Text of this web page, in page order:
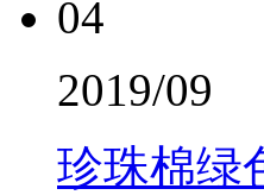
04
2019/09
珍珠棉绿